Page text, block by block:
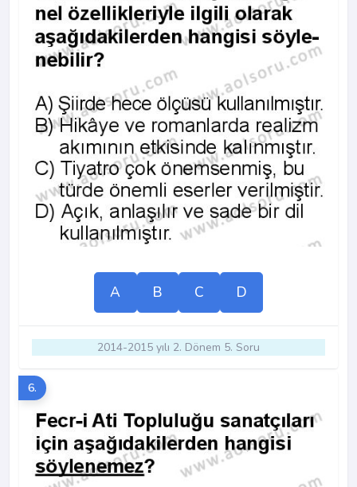
A B C D
2014-2015 yılı 2. Dönem 5. Soru
6.